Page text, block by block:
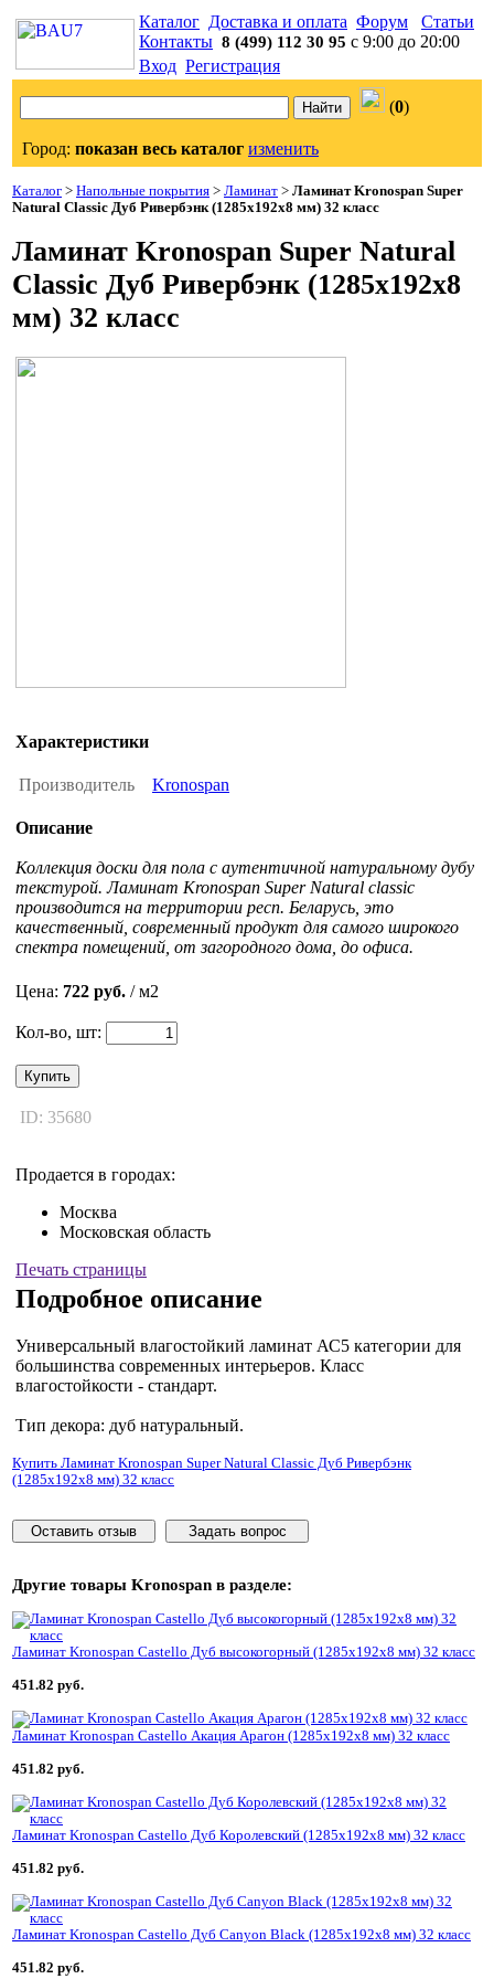
Каталог Доставка и оплата Форум
Статьи
Контакты 8 (499) 112 30 95 с 9:00 до 20:00
Вход Регистрация
(0)
Город: показан весь каталог изменить
Каталог > Напольные покрытия > Ламинат > Ламинат Kronospan Super
Natural Classic Дуб Ривербэнк (1285x192x8 мм) 32 класс
Ламинат Kronospan Super Natural
Classic Дуб Ривербэнк (1285x192x8
мм) 32 класс
Характеристики
Производитель Kronospan
Описание
Коллекция доски для пола с аутентичной натуральному дубу
текстурой. Ламинат Kronospan Super Natural classic
производится на территории респ. Беларусь, это
качественный, современный продукт для самого широкого
спектра помещений, от загородного дома, до офиса.
Цена: 722 руб. / м2
Кол-во, шт:
Купить
ID: 35680
Продается в городах:
Москва
Московская область
Печать страницы
Подробное описание
Универсальный влагостойкий ламинат АС5 категории для
большинства современных интерьеров. Класс
влагостойкости - стандарт.
Tип декора: дуб натуральный.
Купить Ламинат Kronospan Super Natural Classic Дуб Ривербэнк
(1285x192x8 мм) 32 класс
Оставить отзыв Задать вопрос
Другие товары Kronospan в разделе:
Ламинат Kronospan Castello Дуб высокогорный (1285x192x8 мм) 32 класс
451.82 руб.
Ламинат Kronospan Castello Акация Арагон (1285x192x8 мм) 32 класс
451.82 руб.
Ламинат Kronospan Castello Дуб Королевский (1285x192x8 мм) 32 класс
451.82 руб.
Ламинат Kronospan Castello Дуб Canyon Black (1285x192x8 мм) 32 класс
451.82 руб.